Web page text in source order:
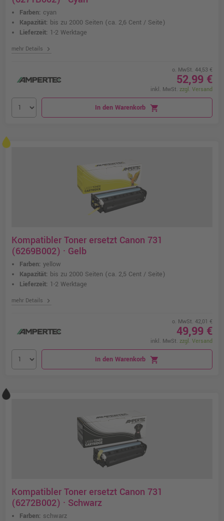
Farben: cyan
Kapazität: bis zu 2000 Seiten (ca. 2,6 Cent / Seite)
Lieferzeit: 1-2 Werktage
mehr Details chevron_right
o. MwSt. 44,53 €
52,99 €
inkl. MwSt. zzgl. Versand
In den Warenkorb shopping_cart
Kompatibler Toner ersetzt Canon 731
(6269B002) · Gelb
Farben: yellow
Kapazität: bis zu 2000 Seiten (ca. 2,5 Cent / Seite)
Lieferzeit: 1-2 Werktage
mehr Details chevron_right
o. MwSt. 42,01 €
49,99 €
inkl. MwSt. zzgl. Versand
In den Warenkorb shopping_cart
Kompatibler Toner ersetzt Canon 731
(6272B002) · Schwarz
Farben: schwarz